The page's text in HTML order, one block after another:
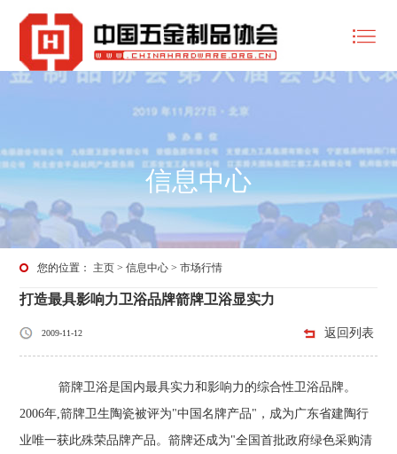
信息中心
您的位置： 主页 >信息中心 >市场行情
打造最具影响力卫浴品牌箭牌卫浴显实力
2009-11-12 返回列表
箭牌卫浴是国内最具实力和影响力的综合性卫浴品牌。
2006年,箭牌卫生陶瓷被评为"中国名牌产品"，成为广东省建陶行
业唯一获此殊荣品牌产品。箭牌还成为"全国首批政府绿色采购清